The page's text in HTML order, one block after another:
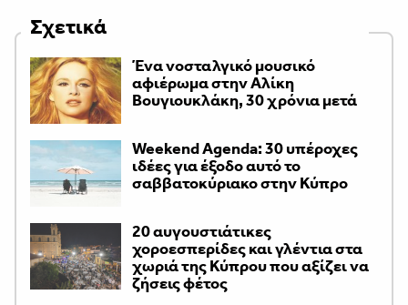
Σχετικά
Ένα νοσταλγικό μουσικό
αφιέρωμα στην Αλίκη
Βουγιουκλάκη, 30 χρόνια μετά
Weekend Agenda: 30 υπέροχες
ιδέες για έξοδο αυτό το
σαββατοκύριακο στην Κύπρο
20 αυγουστιάτικες
χοροεσπερίδες και γλέντια στα
χωριά της Κύπρου που αξίζει να
ζήσεις φέτος